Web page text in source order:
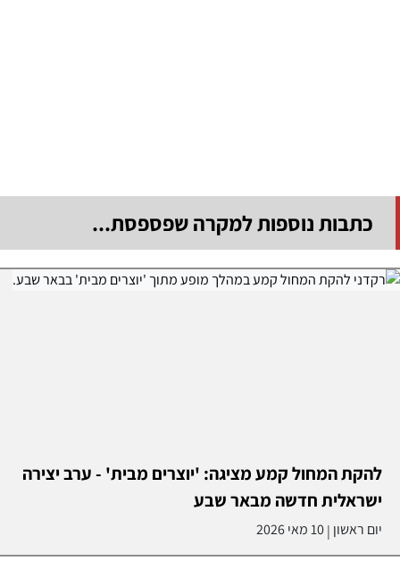
כתבות נוספות למקרה שפספסת...
להקת המחול קמע מציגה: 'יוצרים מבית' - ערב יצירה
ישראלית חדשה מבאר שבע
יום ראשון |10 מאי 2026